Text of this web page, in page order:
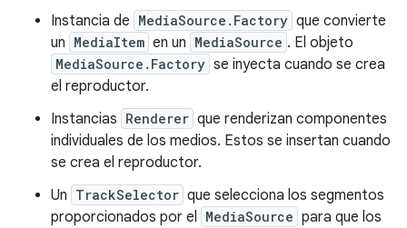
Instancia de MediaSource.Factory que convierte
un MediaItem en un MediaSource . El objeto
MediaSource.Factory se inyecta cuando se crea
el reproductor.
Instancias Renderer que renderizan componentes
individuales de los medios. Estos se insertan cuando
se crea el reproductor.
Un TrackSelector que selecciona los segmentos
proporcionados por el MediaSource para que los